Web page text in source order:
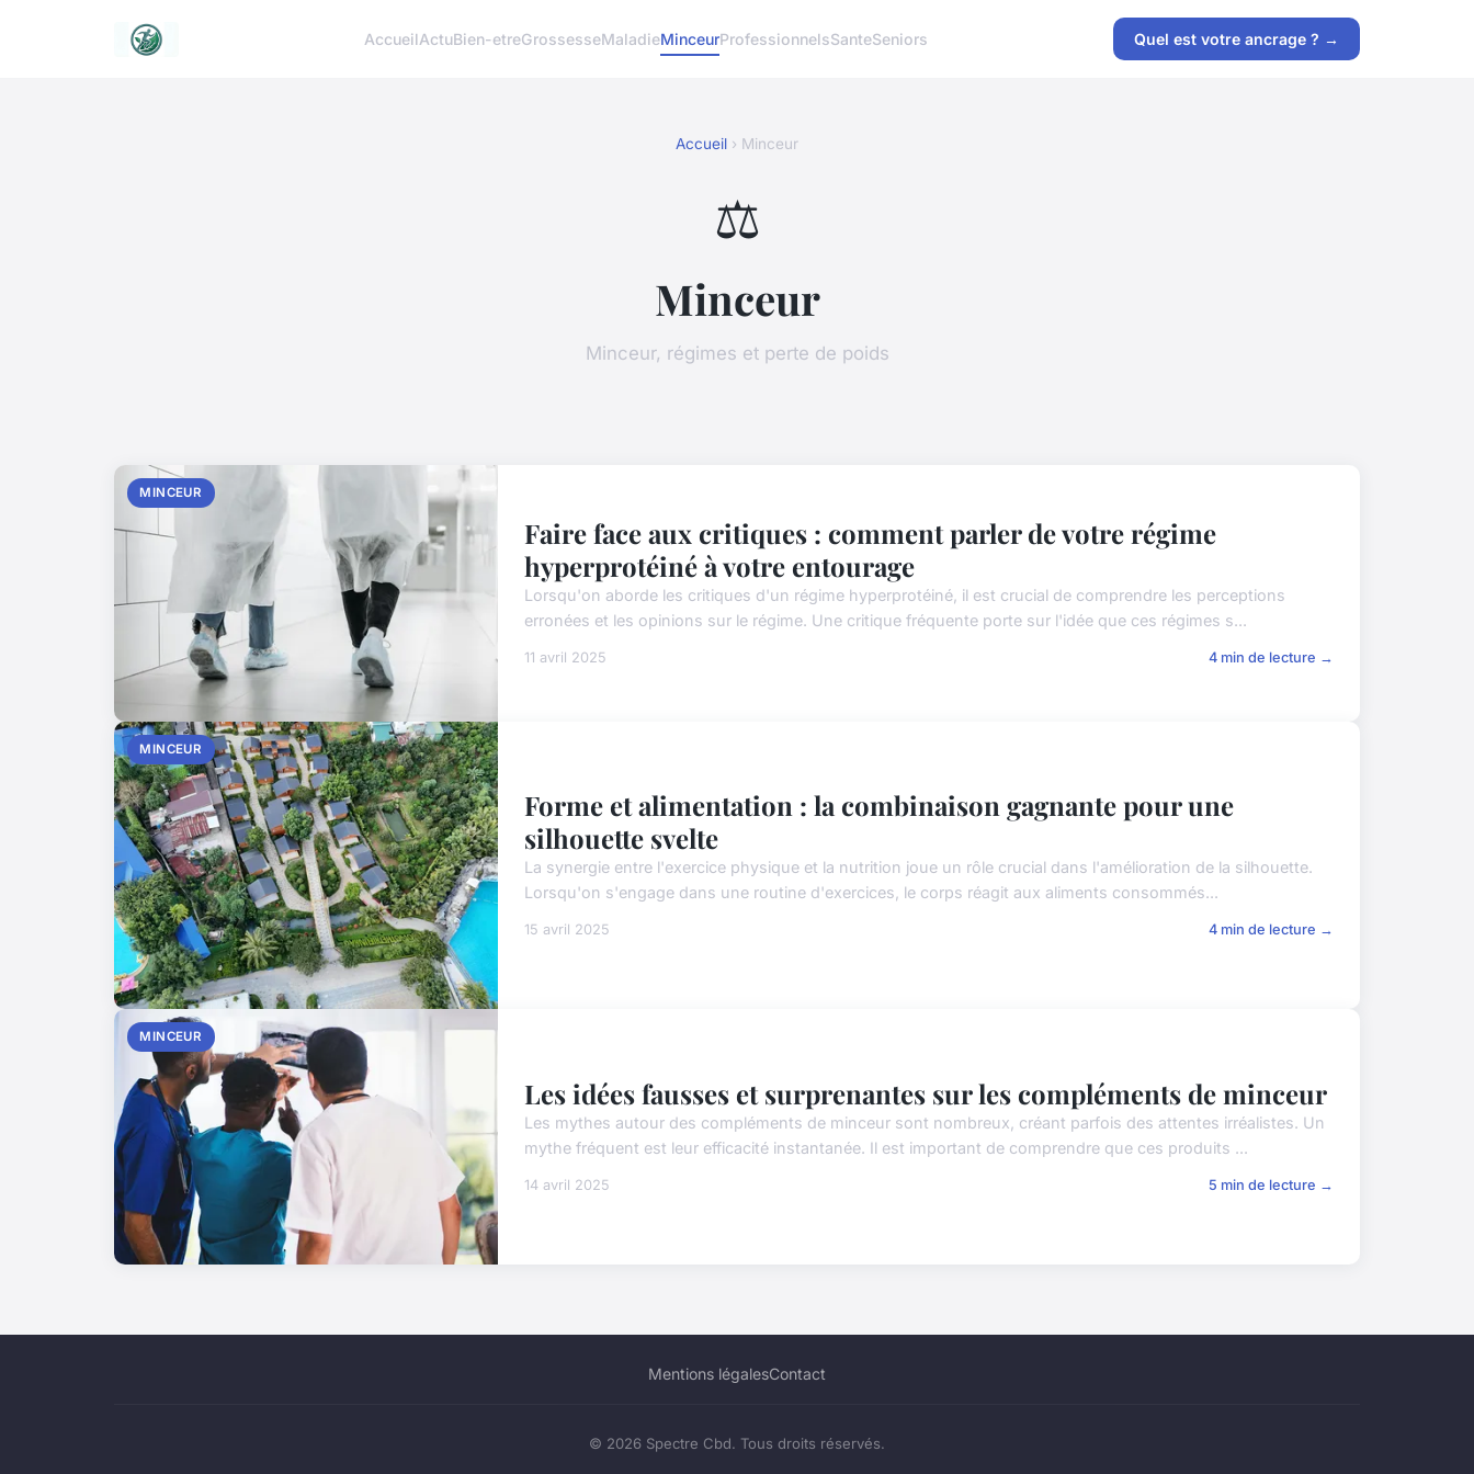
AccueilActuBien-etreGrossesseMaladieMinceurProfessionnelsSanteSeniors Quel est votre ancrage ? →
Accueil › Minceur
⚖️
Minceur
Minceur, régimes et perte de poids
MINCEUR
Faire face aux critiques : comment parler de votre régime
hyperprotéiné à votre entourage
Lorsqu'on aborde les critiques d'un régime hyperprotéiné, il est crucial de comprendre les perceptions
erronées et les opinions sur le régime. Une critique fréquente porte sur l'idée que ces régimes s...
11 avril 2025 4 min de lecture →
MINCEUR
Forme et alimentation : la combinaison gagnante pour une
silhouette svelte
La synergie entre l'exercice physique et la nutrition joue un rôle crucial dans l'amélioration de la silhouette.
Lorsqu'on s'engage dans une routine d'exercices, le corps réagit aux aliments consommés...
15 avril 2025 4 min de lecture →
MINCEUR
Les idées fausses et surprenantes sur les compléments de minceur
Les mythes autour des compléments de minceur sont nombreux, créant parfois des attentes irréalistes. Un
mythe fréquent est leur efficacité instantanée. Il est important de comprendre que ces produits ...
14 avril 2025 5 min de lecture →
Mentions légalesContact
© 2026 Spectre Cbd. Tous droits réservés.